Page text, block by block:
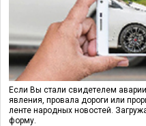
Если Вы стали свидетелем
явления, провала дороги или
ленте народных новостей.
форму.